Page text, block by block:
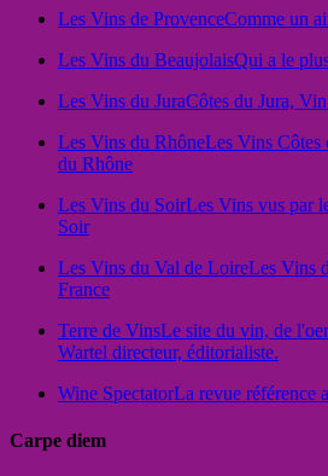
Les Vins de ProvenceComme un
Les Vins du BeaujolaisQui a le
Les Vins du JuraCôtes du Jura,
Les Vins du RhôneLes Vins Côtes
du Rhône
Les Vins du SoirLes Vins vus par
Soir
Les Vins du Val de LoireLes Vins
France
Terre de VinsLe site du vin, de
Wartel directeur, éditorialiste.
Wine SpectatorLa revue référence
Carpe diem